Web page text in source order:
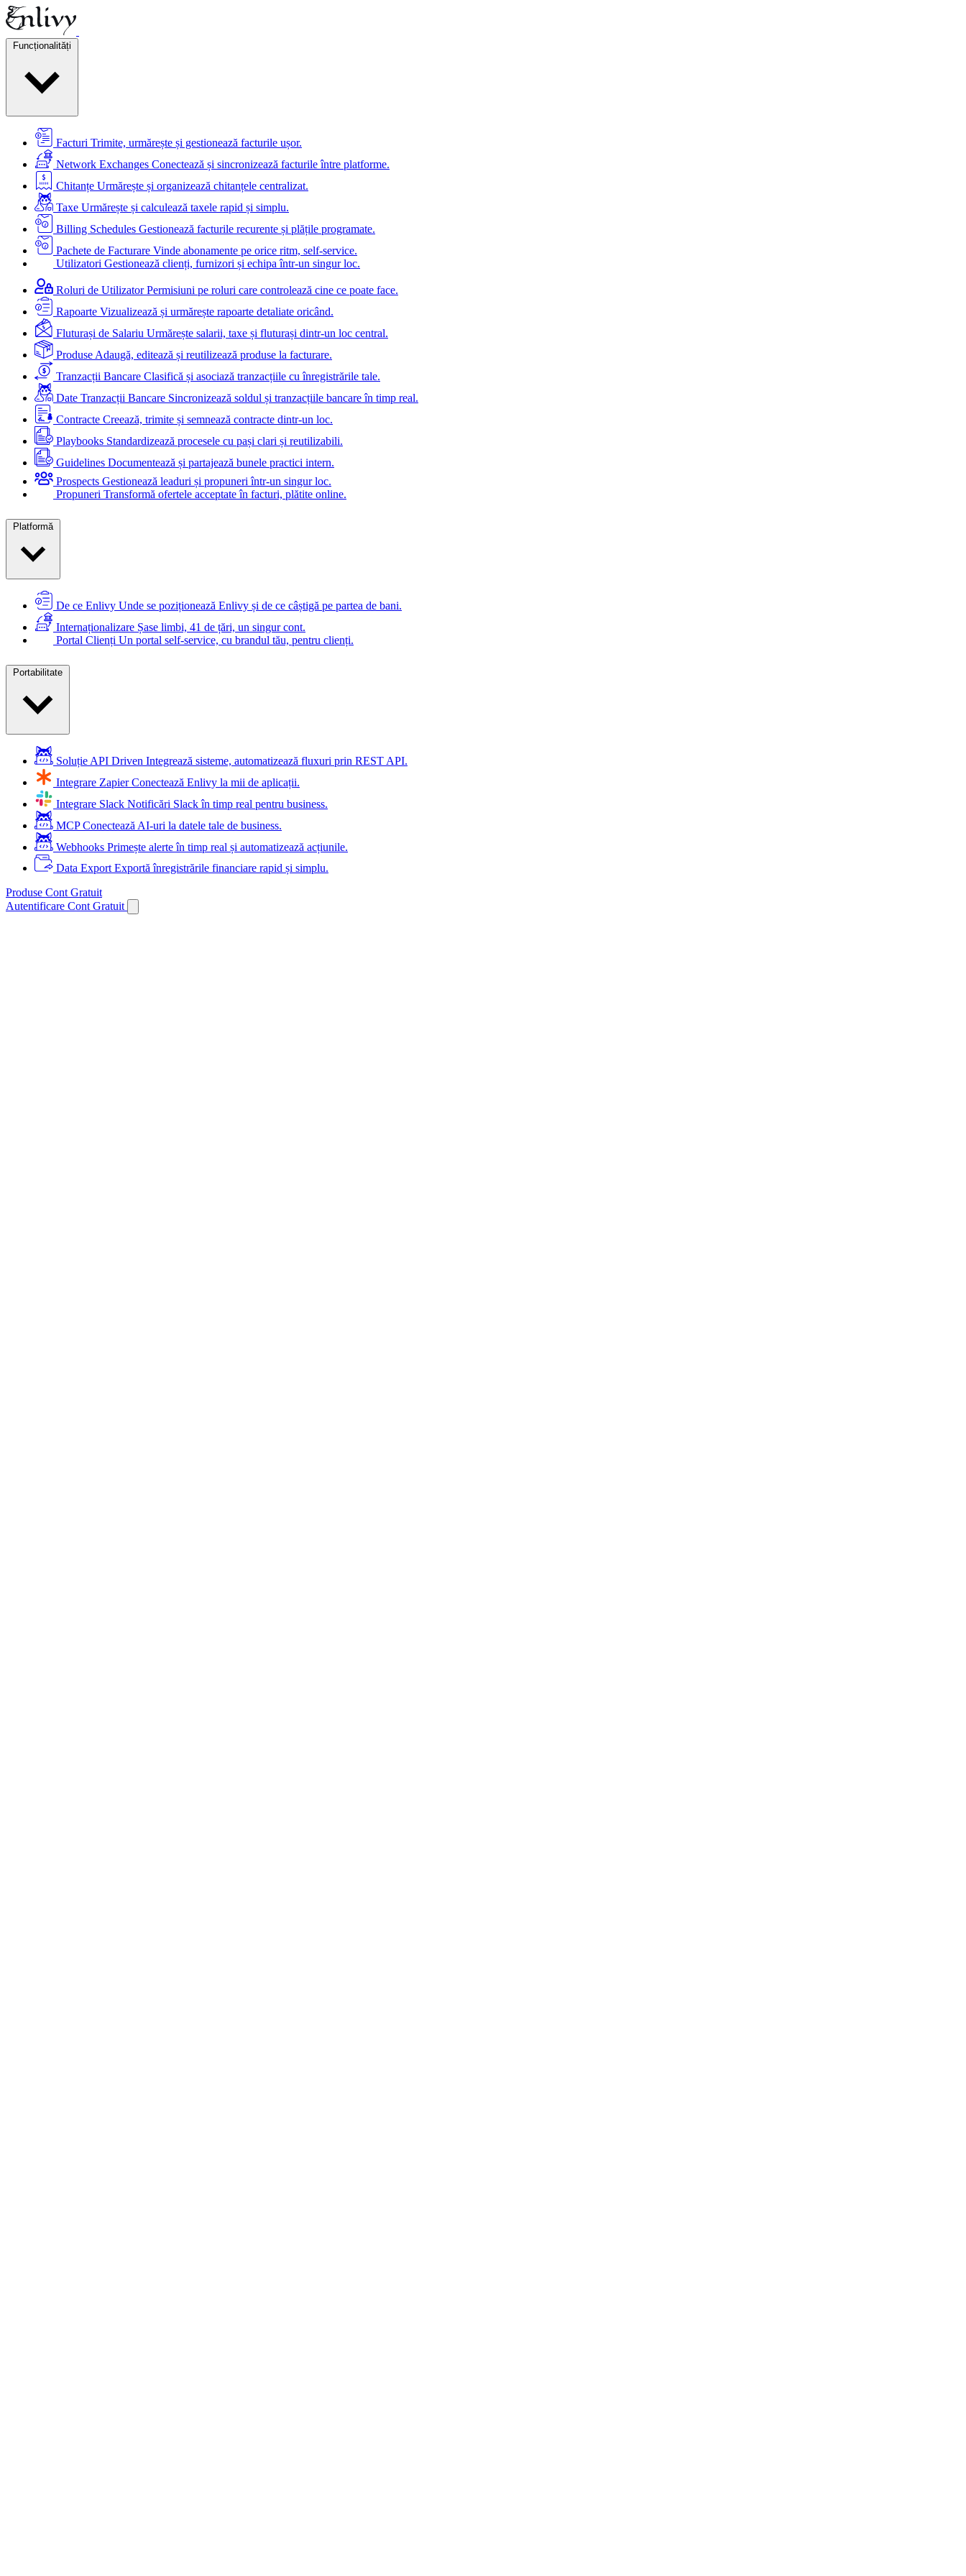
Facturi Trimite, urmărește și gestionează facturile ușor.
Network Exchanges Conectează și sincronizează facturile între platforme.
Chitanțe Urmărește și organizează chitanțele centralizat.
Taxe Urmărește și calculează taxele rapid și simplu.
Billing Schedules Gestionează facturile recurente și plățile programate.
Pachete de Facturare Vinde abonamente pe orice ritm, self-service.
Utilizatori Gestionează clienți, furnizori și echipa într-un singur loc.
Roluri de Utilizator Permisiuni pe roluri care controlează cine ce poate face.
Rapoarte Vizualizează și urmărește rapoarte detaliate oricând.
Fluturași de Salariu Urmărește salarii, taxe și fluturași dintr-un loc central.
Produse Adaugă, editează și reutilizează produse la facturare.
Tranzacții Bancare Clasifică și asociază tranzacțiile cu înregistrările tale.
Date Tranzacții Bancare Sincronizează soldul și tranzacțiile bancare în timp real.
Contracte Creează, trimite și semnează contracte dintr-un loc.
Playbooks Standardizează procesele cu pași clari și reutilizabili.
Guidelines Documentează și partajează bunele practici intern.
Prospects Gestionează leaduri și propuneri într-un singur loc.
Propuneri Transformă ofertele acceptate în facturi, plătite online.
De ce Enlivy Unde se poziționează Enlivy și de ce câștigă pe partea de bani.
Internaționalizare Șase limbi, 41 de țări, un singur cont.
Portal Clienți Un portal self-service, cu brandul tău, pentru clienți.
Soluție API Driven Integrează sisteme, automatizează fluxuri prin REST API.
Integrare Zapier Conectează Enlivy la mii de aplicații.
Integrare Slack Notificări Slack în timp real pentru business.
MCP Conectează AI-uri la datele tale de business.
Webhooks Primește alerte în timp real și automatizează acțiunile.
Data Export Exportă înregistrările financiare rapid și simplu.
Produse Cont Gratuit
Autentificare Cont Gratuit